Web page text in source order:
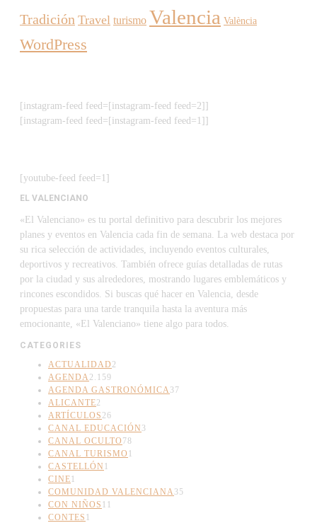
Tradición Travel turismo Valencia València
WordPress
[instagram-feed feed=[instagram-feed feed=2]]
[instagram-feed feed=[instagram-feed feed=1]]
[youtube-feed feed=1]
EL VALENCIANO
«El Valenciano» es tu portal definitivo para descubrir los mejores
planes y eventos en Valencia cada fin de semana. La web destaca por
su rica selección de actividades, incluyendo eventos culturales,
deportivos y recreativos. También ofrece guías detalladas de rutas
por la ciudad y sus alrededores, mostrando lugares emblemáticos y
rincones escondidos. Si buscas qué hacer en Valencia, desde
propuestas para una tarde tranquila hasta la aventura más
emocionante, «El Valenciano» tiene algo para todos.
CATEGORIES
ACTUALIDAD 2
AGENDA 2.159
AGENDA GASTRONÓMICA 37
ALICANTE2
ARTÍCULOS 26
CANAL EDUCACIÓN 3
CANAL OCULTO 78
CANAL TURISMO 1
CASTELLÓN 1
CINE1
COMUNIDAD VALENCIANA 35
CON NIÑOS 11
CONTES 1